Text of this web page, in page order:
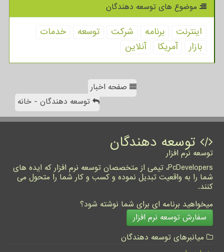
موضوع های توسعه دهندگان
اینترنت برنامه شركت توسعه
خدمات
بازار
آمریكا آنلاین
صفحه اخبار
توسعه دهندگان - خانه
توسعه دهندگان
توسعه نرم افزار
PcDevelopers، تیمی از متخصصان توسعه نرم افزار که ایده های
شما را به واقعیت تبدیل نموده و کسب و کار شما را متحول می
کنند.
میخواهید برنامه ای برای شما نوشته شود؟
سفارش توسعه نرم افزار
میانبرهای توسعه دهندگان